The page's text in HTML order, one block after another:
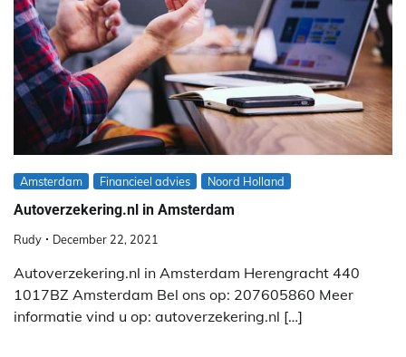
Amsterdam Financieel advies Noord Holland
Autoverzekering.nl in Amsterdam
Rudy December 22, 2021
Autoverzekering.nl in Amsterdam Herengracht 440
1017BZ Amsterdam Bel ons op: 207605860 Meer
informatie vind u op: autoverzekering.nl […]